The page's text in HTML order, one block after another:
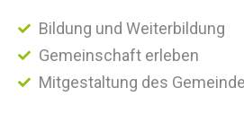
Bildung und Weiterbildung
Gemeinschaft erleben
Mitgestaltung des